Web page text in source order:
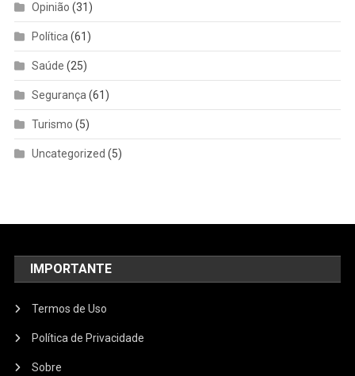
Opinião (31)
Política (61)
Saúde (25)
Segurança (61)
Turismo (5)
Uncategorized (5)
IMPORTANTE
Termos de Uso
Política de Privacidade
Sobre